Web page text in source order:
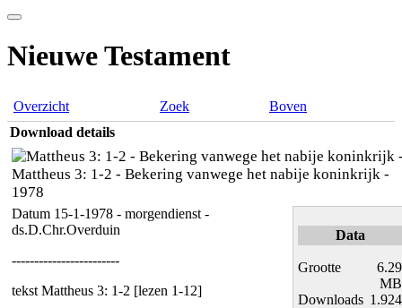
Nieuwe Testament
Overzicht Zoek
Boven
Download details
Mattheus 3: 1-2 - Bekering vanwege het nabije koninkrijk -
1978
Datum 15-1-1978 - morgendienst -
ds.D.Chr.Overduin
------------------------
tekst Mattheus 3: 1-2 [lezen 1-12]
Data
Grootte
6.29
MB
Downloads 1.924